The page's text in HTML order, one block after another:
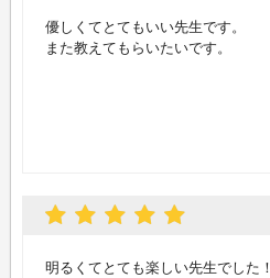
優しくてとてもいい先生です。
また教えてもらいたいです。
明るくてとても楽しい先生でした